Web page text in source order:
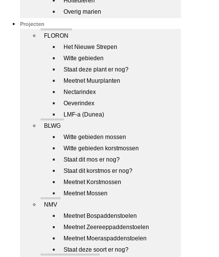
Overig marien
Projecten
FLORON
Het Nieuwe Strepen
Witte gebieden
Staat deze plant er nog?
Meetnet Muurplanten
Nectarindex
Oeverindex
LMF-a (Dunea)
BLWG
Witte gebieden mossen
Witte gebieden korstmossen
Staat dit mos er nog?
Staat dit korstmos er nog?
Meetnet Korstmossen
Meetnet Mossen
NMV
Meetnet Bospaddenstoelen
Meetnet Zeereeppaddenstoelen
Meetnet Moeraspaddenstoelen
Staat deze soort er nog?